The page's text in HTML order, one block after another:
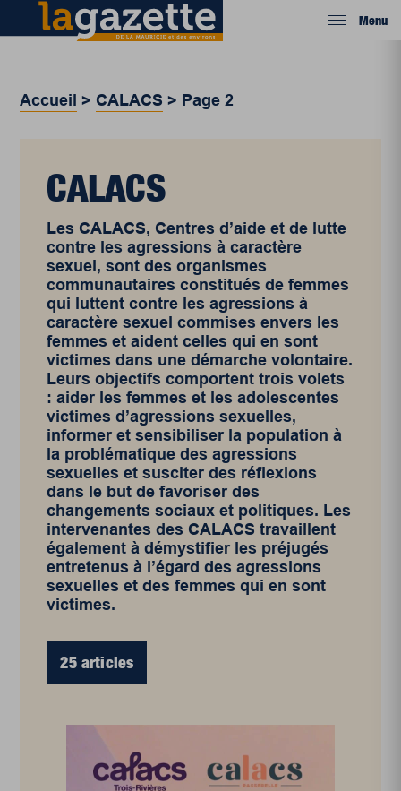
Menu
Accueil > CALACS > Page 2
CALACS
Les CALACS, Centres d’aide et de lutte
contre les agressions à caractère
sexuel, sont des organismes
communautaires constitués de femmes
qui luttent contre les agressions à
caractère sexuel commises envers les
femmes et aident celles qui en sont
victimes dans une démarche volontaire.
Leurs objectifs comportent trois volets
: aider les femmes et les adolescentes
victimes d’agressions sexuelles,
informer et sensibiliser la population à
la problématique des agressions
sexuelles et susciter des réflexions
dans le but de favoriser des
changements sociaux et politiques. Les
intervenantes des CALACS travaillent
également à démystifier les préjugés
entretenus à l’égard des agressions
sexuelles et des femmes qui en sont
victimes.
25 articles